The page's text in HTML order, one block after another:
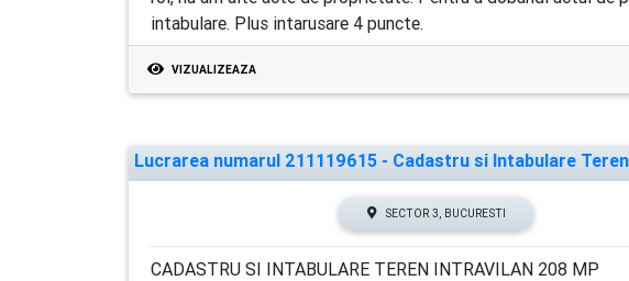
intabulare. Plus intarusare 4 puncte.
VIZUALIZEAZA
Lucrarea numarul 211119615 - Cadastru si Intabulare
SECTOR 3, BUCURESTI
CADASTRU SI INTABULARE TEREN INTRAVILAN 208 MP